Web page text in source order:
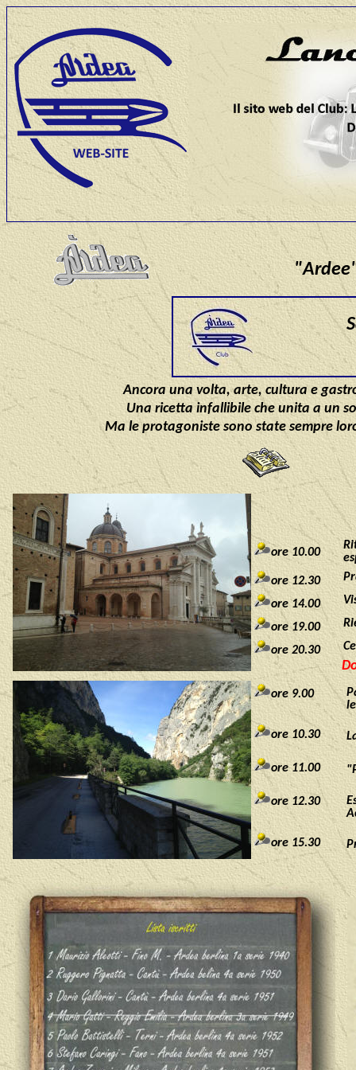
Ancora una volta, arte, cultura e
Una ricetta infallibile che unita a un
Ma le protagoniste sono state sempre
ore 10.00
ore 12.30
ore 14.00
ore 19.00
ore 20.30
ore 9.00
ore 10.30
ore11.00
ore 12.30
ore 15.30